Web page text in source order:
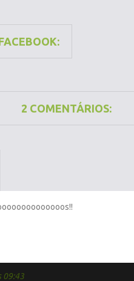
2 COMENTÁRIOS:
09:43